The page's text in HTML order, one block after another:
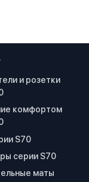
и розетки
комфортом
S70
серии S70
маты